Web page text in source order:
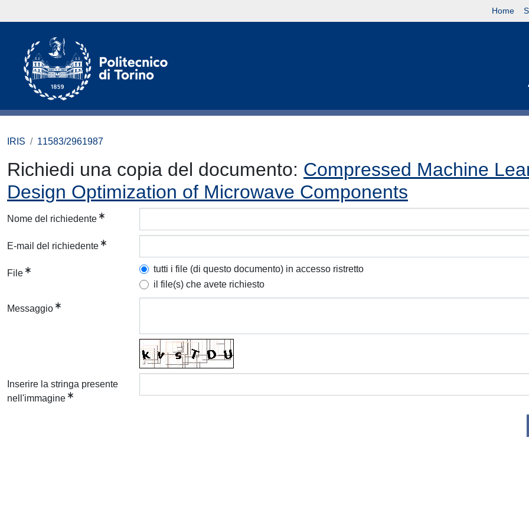
Home
IRIS 11583/2961987
Richiedi una copia del documento: Compressed Machine
Design Optimization of Microwave Components
Nome del richiedente
E-mail del richiedente
File
tutti i file (di questo documento) in accesso ristretto
il file(s) che avete richiesto
Messaggio
Inserire la stringa presente
nell'immagine